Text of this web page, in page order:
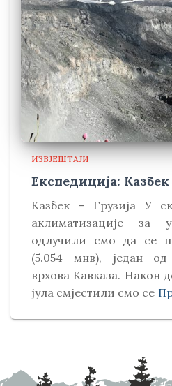
ИЗВЈЕШТАЈИ
Експедиција:
Kазбек – Грузија У
аклиматизације за
одлучили смо да се
(5.054 мнв), један од
врхова Kавказа. Након
јула смјестили смо се